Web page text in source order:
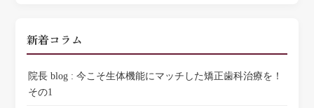
新着コラム
院長 blog : 今こそ生体機能にマッチした矯正歯科治療を！
その1